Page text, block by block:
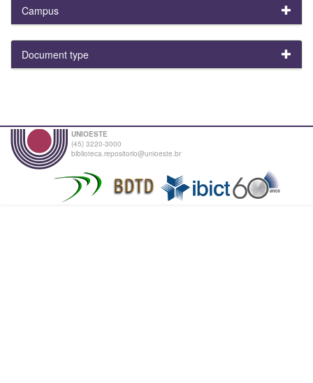
Campus
Document type
UNIOESTE
(45) 3220-3000
biblioteca.repositorio@unioeste.br